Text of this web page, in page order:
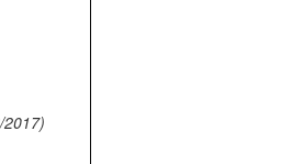
2017)